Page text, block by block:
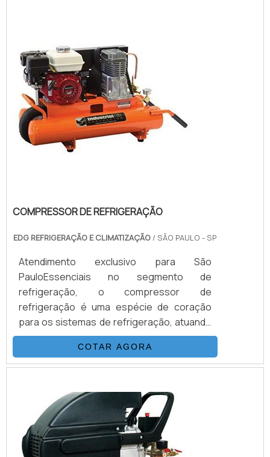
COMPRESSOR DE REFRIGERAÇÃO
EDG REFRIGERAÇÃO E CLIMATIZAÇÃO / SÃO PAULO - SP
Atendimento exclusivo para São
PauloEssenciais no segmento de
refrigeração, o compressor de
refrigeração é uma espécie de coração
para os sistemas de refrigeração, atuando
com eficiência para criar o fluxo do
refrigerante para todos os elementos do
sistema. Dessa forma, sua principal
refrigerante em temperaturas e pressões
baixas, atuando para fazer com que esse
vapor tenha sua a temperatura e pressão
...
COTAR AGORA